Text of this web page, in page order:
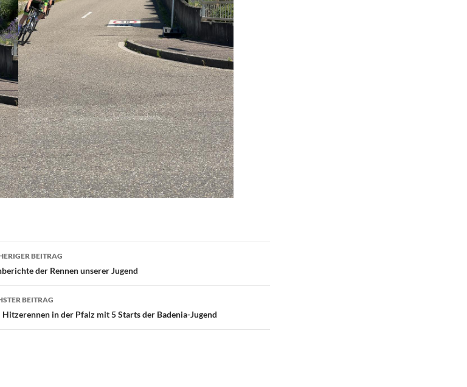
BEITRAG
der Rennen unserer Jugend
BEITRAG
Hitzerennen in der Pfalz mit 5 Starts der Badenia-Jugend